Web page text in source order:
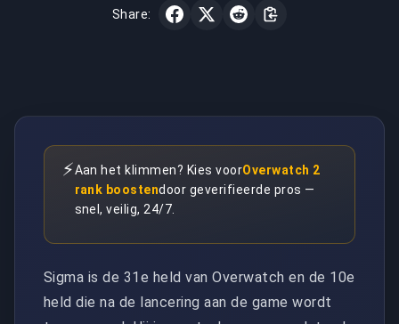
Share:
⚡Aan het klimmen? Kies voorOverwatch 2
rank boostendoor geverifieerde pros —
snel, veilig, 24/7.
Sigma is de 31e held van Overwatch en de 10e
held die na de lancering aan de game wordt